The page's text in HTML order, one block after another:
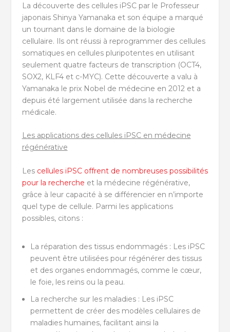
La découverte des cellules iPSC par le Professeur
japonais Shinya Yamanaka et son équipe a marqué
un tournant dans le domaine de la biologie
cellulaire. Ils ont réussi à reprogrammer des cellules
somatiques en cellules pluripotentes en utilisant
seulement quatre facteurs de transcription (OCT4,
SOX2, KLF4 et c-MYC). Cette découverte a valu à
Yamanaka le prix Nobel de médecine en 2012 et a
depuis été largement utilisée dans la recherche
médicale.
Les applications des cellules iPSC en médecine
régénérative
Les cellules iPSC offrent de nombreuses possibilités
pour la recherche et la médecine régénérative,
grâce à leur capacité à se différencier en n’importe
quel type de cellule. Parmi les applications
possibles, citons :
La réparation des tissus endommagés : Les iPSC
peuvent être utilisées pour régénérer des tissus
et des organes endommagés, comme le cœur,
le foie, les reins ou la peau.
La recherche sur les maladies : Les iPSC
permettent de créer des modèles cellulaires de
maladies humaines, facilitant ainsi la